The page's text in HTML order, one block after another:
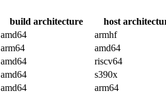
build architecture
host
amd64
armhf
arm64
amd64
amd64
riscv64
amd64
s390x
amd64
arm64